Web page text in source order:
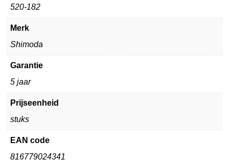
520-182
Merk
Shimoda
Garantie
5 jaar
Prijseenheid
stuks
EAN code
816779024341